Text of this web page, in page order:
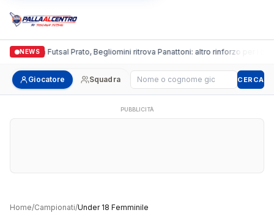
NEWS
Italgronda Futsal Prato, Begliomini ritrova Panattoni: altro rinforzo per i
Giocatore Squadra Cerca giocatore CERCA
PUBBLICITÀ
Home/Campionati/Under 18 Femminile